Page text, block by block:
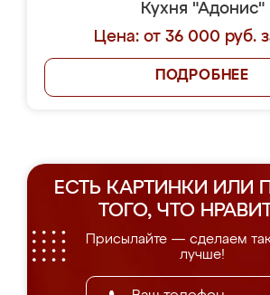
Кухня "Адонис"
Цена: от 36 000 руб.
ПОДРОБНЕЕ
ЕСТЬ КАРТИНКИ ИЛИ
ТОГО, ЧТО
Присылайте — сделаем
лучше!